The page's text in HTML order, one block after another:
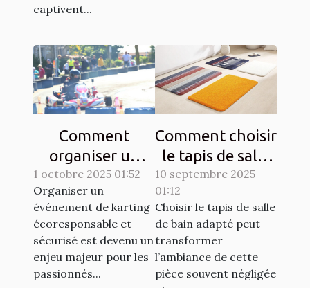
captivent...
Comment
organiser un
événement de
karting
écoresponsable
et sécurisé?
1 octobre 2025 01:52
Organiser un
événement de karting
écoresponsable et
sécurisé est devenu un
enjeu majeur pour les
passionnés...
Comment choisir
le tapis de salle
de bain idéal
pour votre
espace ?
10 septembre 2025
01:12
Choisir le tapis de salle
de bain adapté peut
transformer
l’ambiance de cette
pièce souvent négligée